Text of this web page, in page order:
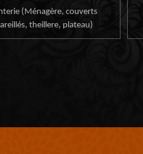
(Ménagère, couverts
theillere, plateau)